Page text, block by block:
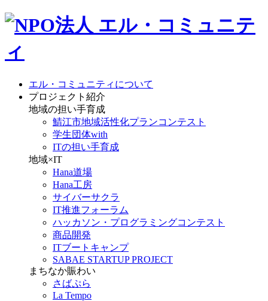
エル・コミュニティについて
プロジェクト紹介
地域の担い手育成
鯖江市地域活性化プランコンテスト
学生団体with
ITの担い手育成
地域×IT
Hana道場
Hana工房
サイバーサクラ
IT推進フォーラム
ハッカソン・プログラミングコンテスト
商品開発
ITブートキャンプ
SABAE STARTUP PROJECT
まちなか賑わい
さばぷら
La Tempo